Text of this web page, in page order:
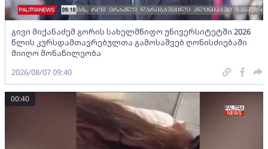
გივი მიქანაძემ გორის სახელმწიფო უნივერსიტეტში 2026
წლის კურსდამთავრებულთა გამოსაშვებ ღონისძიებაში
მიიღო მონაწილეობა
2026/08/07 09:40
00:40